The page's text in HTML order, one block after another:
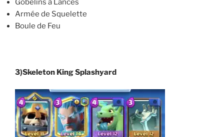
Gobelins à Lances
Armée de Squelette
Boule de Feu
3)Skeleton King Splashyard